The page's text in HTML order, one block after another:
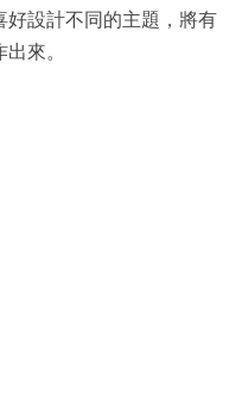
好設計不同的主題，將有
來。